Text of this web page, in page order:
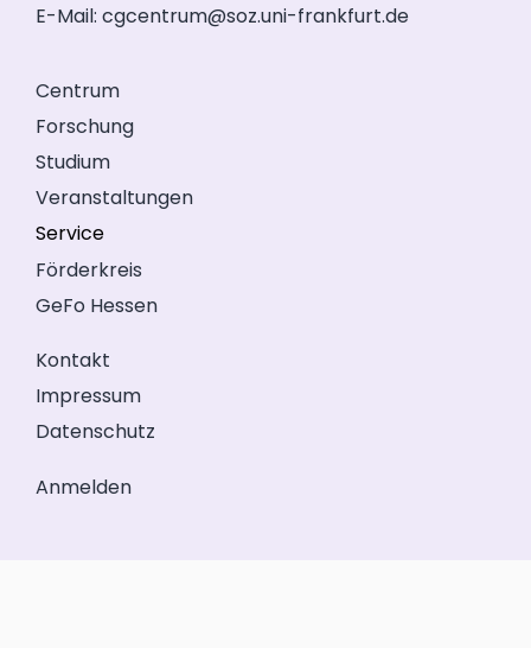
E-Mail: cgcentrum@soz.uni-frankfurt.de
Centrum
Forschung
Studium
Veranstaltungen
Service
Förderkreis
GeFo Hessen
Kontakt
Impressum
Datenschutz
Anmelden